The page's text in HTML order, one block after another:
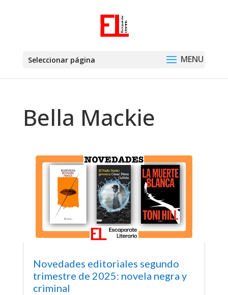
Seleccionar página
Bella Mackie
Novedades editoriales segundo
trimestre de 2025: novela negra y
criminal